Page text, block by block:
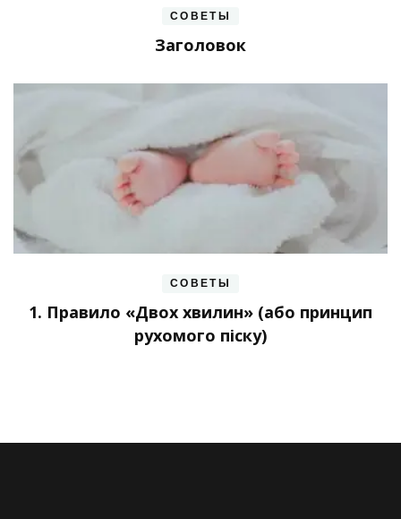
СОВЕТЫ
Заголовок
СОВЕТЫ
1. Правило «Двох хвилин» (або принцип
рухомого піску)